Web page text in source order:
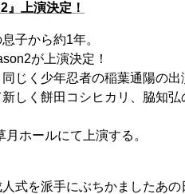
上演決定！
子から約1年。
が上演決定！
じく少年忍者の稲葉通陽の
しく餅田コシヒカリ、脇知
ホールにて上演する。
式を派⼿にぶちかましたあの